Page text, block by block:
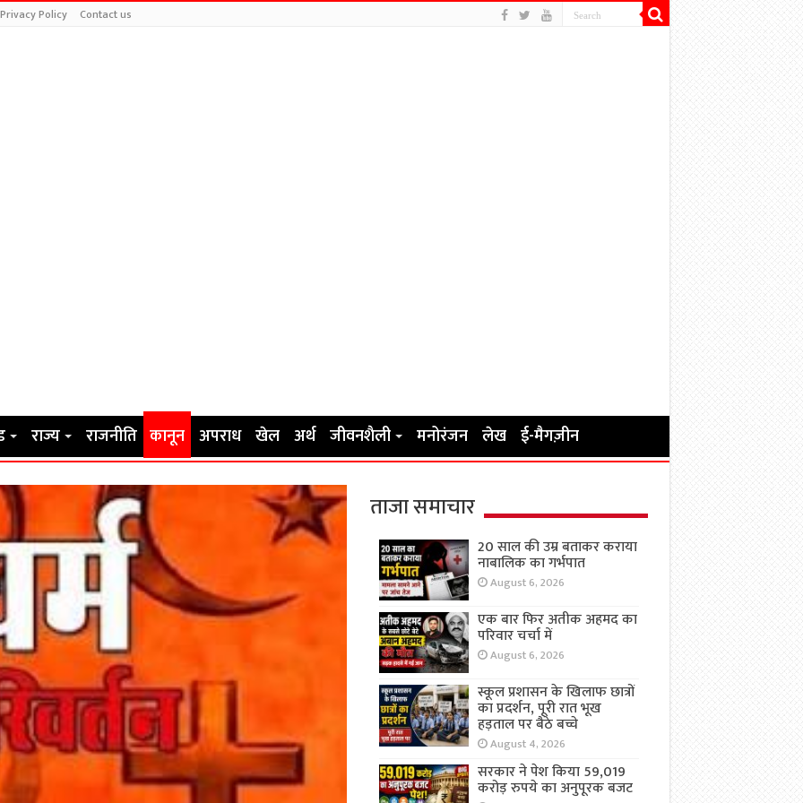
Privacy Policy Contact us
राज्य राजनीति कानून अपराध खेल अर्थ जीवनशैली मनोरंजन लेख ई-मैगज़ीन
ताजा समाचार
20 साल की उम्र बताकर कराया
नाबालिक का गर्भपात
August 6, 2026
एक बार फिर अतीक अहमद का
परिवार चर्चा में
August 6, 2026
स्कूल प्रशासन के खिलाफ छात्रों
का प्रदर्शन, पूरी रात भूख
हड़ताल पर बैठे बच्चे
August 4, 2026
सरकार ने पेश किया 59,019
करोड़ रुपये का अनुपूरक बजट